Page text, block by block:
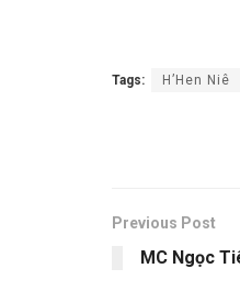
Tags: H’Hen Niê
Previous Post
MC Ngọc